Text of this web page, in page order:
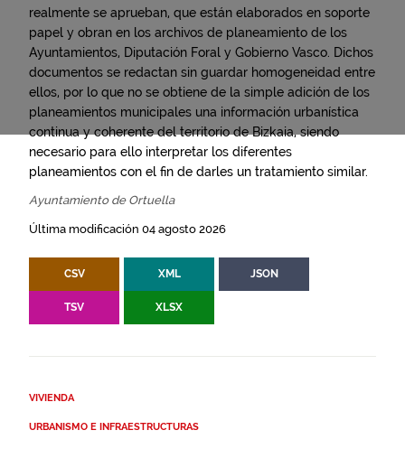
realmente se aprueban, que están elaborados en soporte
papel y obran en los archivos de planeamiento de los
Ayuntamientos, Diputación Foral y Gobierno Vasco. Dichos
documentos se redactan sin guardar homogeneidad entre
ellos, por lo que no se obtiene de la simple adición de los
planeamientos municipales una información urbanística
continua y coherente del territorio de Bizkaia, siendo
necesario para ello interpretar los diferentes
planeamientos con el fin de darles un tratamiento similar.
Ayuntamiento de Ortuella
Última modificación 04 agosto 2026
CSV XML JSON
TSV XLSX
VIVIENDA
URBANISMO E INFRAESTRUCTURAS